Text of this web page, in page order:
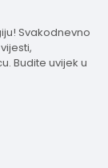
Svakodnevno
Budite uvijek u